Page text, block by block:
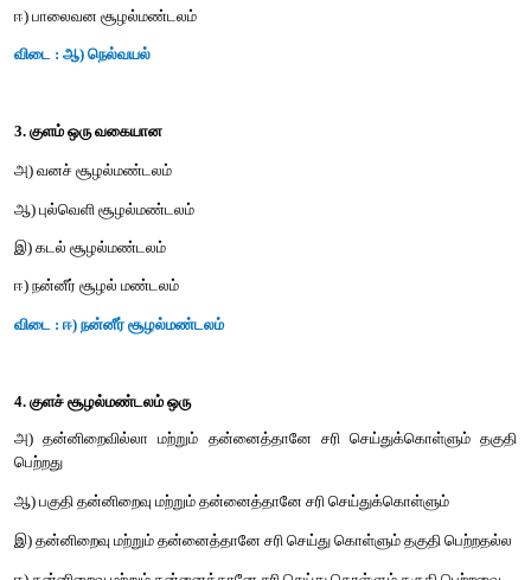
விடை : ஈ) கனிமக்கூறுகள்
2. கீழ்கண்டவற்றில் எது/ எவை இயற்கை சூழல் மண்டலம் அல்ல?
அ) வனச் சூழல் மண்டலம்
ஆ) நெல்வயல்
இ) புல்வெளி சூழல்மண்டலம்
3. குளம் ஒரு வகையான
அ) வனச் சூழல்மண்டலம்
ஆ) புல்வெளி சூழல்மண்டலம்